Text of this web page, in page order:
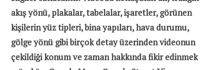
akış yönü, plakalar, tabelalar, işaretler, görünen
kişilerin yüz tipleri, bina yapıları, hava durumu,
gölge yönü gibi birçok detay üzerinden videonun
çekildiği konum ve zaman hakkında fikir edinmek